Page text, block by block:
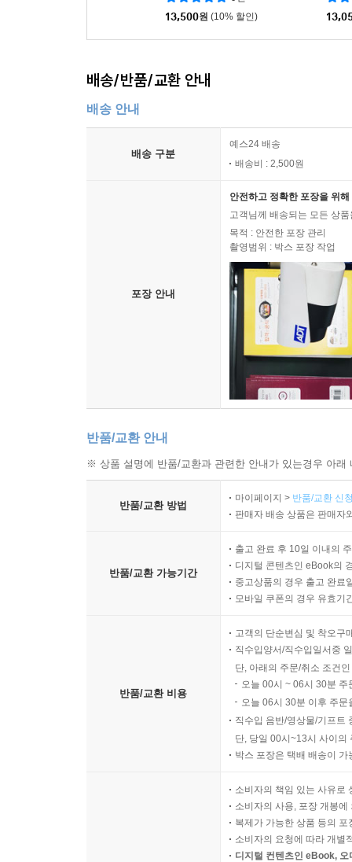
13,500원 (10% 할인)
배송/반품/교환 안내
배송 안내
배송 구분
예스24 배송
배송비 : 2,500원
포장 안내
안전하고 정확한 포장을 위
고객님께 배송되는 모든 상
목적 : 안전한 포장 관리
촬영범위 : 박스 포장 작업
반품/교환 안내
※ 상품 설명에 반품/교환과 관련한 안내가 있는경우 아
반품/교환 방법
마이페이지 > 반품/교환 신
판매자 배송 상품은 판매자
반품/교환 가능기간
출고 완료 후 10일 이내의
디지털 콘텐츠인 eBook의
중고상품의 경우 출고 완료
모바일 쿠폰의 경우 유효기
반품/교환 비용
고객의 단순변심 및 착오구
직수입양서/직수입일서중
단, 아래의 주문/취소 조건
오늘 00시 ~ 06시 30분
오늘 06시 30분 이후 주
직수입 음반/영상물/기프트
단, 당일 00시~13시 사이의
박스 포장은 택배 배송이
소비자의 책임 있는 사유로
소비자의 사용, 포장 개봉
복제가 가능한 상품 등의
소비자의 요청에 따라 개별
디지털 컨텐츠인 eBook,